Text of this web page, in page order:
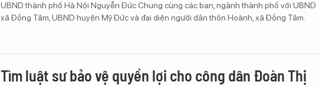
UBND thành phố Hà Nội Nguyễn Đức Chung cùng các ban, ngành thành phố với UBND
xã Đồng Tâm, UBND huyện Mỹ Đức và đại diện người dân thôn Hoành, xã Đồng Tâm.
Tìm luật sư bảo vệ quyền lợi cho công dân Đoàn Thị